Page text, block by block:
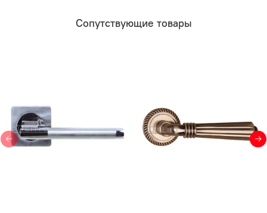
Сопутствующие товары